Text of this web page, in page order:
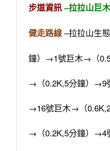
步道資訊–拉拉山巨
健走路線 –拉拉山生
鐘）→1號巨木→（
→（0.2K,5分鐘）→9
→16號巨木→（
→（0.2K,5分鐘）→4